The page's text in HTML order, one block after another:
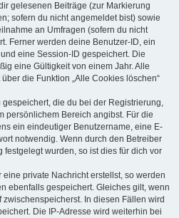
gelesenen Beiträge (zur Markierung
sofern du nicht angemeldet bist) sowie
an Umfragen (sofern du nicht
Ferner werden deine Benutzer-ID, ein
eine Session-ID gespeichert. Die
eine Gültigkeit von einem Jahr. Alle
die Funktion „Alle Cookies löschen“
die du bei der Registrierung,
persönlichem Bereich angibst. Für die
ein eindeutiger Benutzername, eine E-
notwendig. Wenn durch den Betreiber
festgelegt wurden, so ist dies für dich vor
private Nachricht erstellst, so werden
ebenfalls gespeichert. Gleiches gilt, wenn
In diesen Fällen wird
Die IP-Adresse wird weiterhin bei